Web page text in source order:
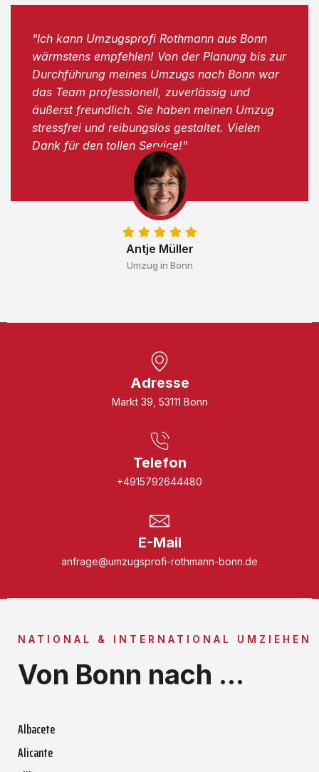
Antje Müller
Umzug in Bonn
"Ich kann Umzugsprofi Rothmann aus Bonn
wärmstens empfehlen! Von der Planung bis zur
Durchführung meines Umzugs nach Bonn war
das Team professionell, zuverlässig und
äußerst freundlich. Sie haben meinen Umzug
stressfrei und reibungslos gestaltet. Vielen
Dank für den tollen Service!"
Adresse
Markt 39, 53111 Bonn
Telefon
+4915792644480
E-Mail
anfrage@umzugsprofi-rothmann-bonn.de
NATIONAL & INTERNATIONAL UMZIEHEN
Von Bonn nach ...
Albacete
Alicante